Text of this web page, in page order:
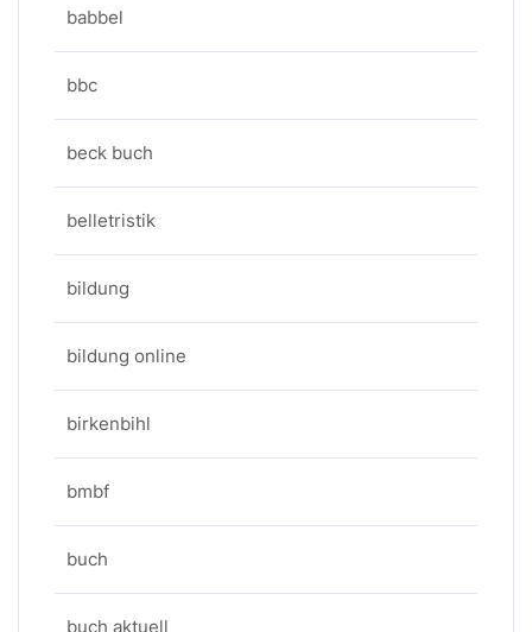
babbel
bbc
beck buch
belletristik
bildung
bildung online
birkenbihl
bmbf
buch
buch aktuell